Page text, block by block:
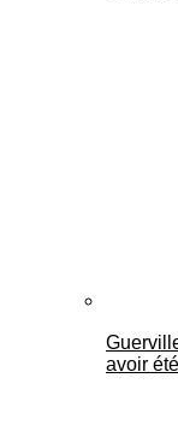
avoir